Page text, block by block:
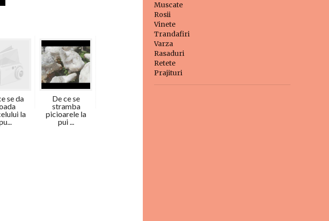
se da
la
De ce se
stramba
picioarele la
pui ...
Muscate
Rosii
Vinete
Trandafiri
Varza
Rasaduri
Retete
Prajituri